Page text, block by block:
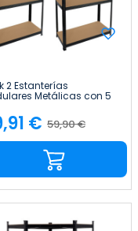
2 Estanterías
Metálicas con 5
Home 59,90 €
€